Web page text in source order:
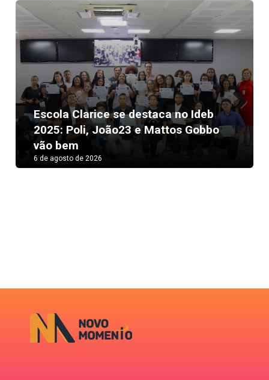
Escola Clarice se destaca no Ideb
2025: Poli, João23 e Mattos Gobbo
vão bem
6 de agosto de 2026
Next